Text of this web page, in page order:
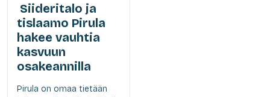
Siideritalo ja
tislaamo Pirula
hakee vauhtia
kasvuun
osakeannilla
Pirula on omaa tietään